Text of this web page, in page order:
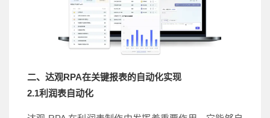
二、达观RPA在关键报表的自动化实现
2.1利润表自动化